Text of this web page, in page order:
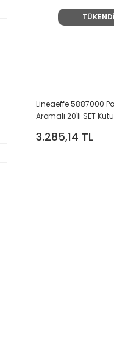
TÜKENDİ
Lineaeffe 5887000
Aromalı 20'li SET
3.285,14 TL